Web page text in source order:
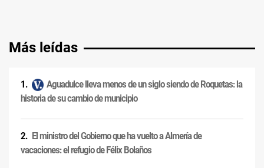
Más leídas
Aguadulce lleva menos de un siglo siendo de Roquetas: la
historia de su cambio de municipio
El ministro del Gobierno que ha vuelto a Almería de
vacaciones: el refugio de Félix Bolaños